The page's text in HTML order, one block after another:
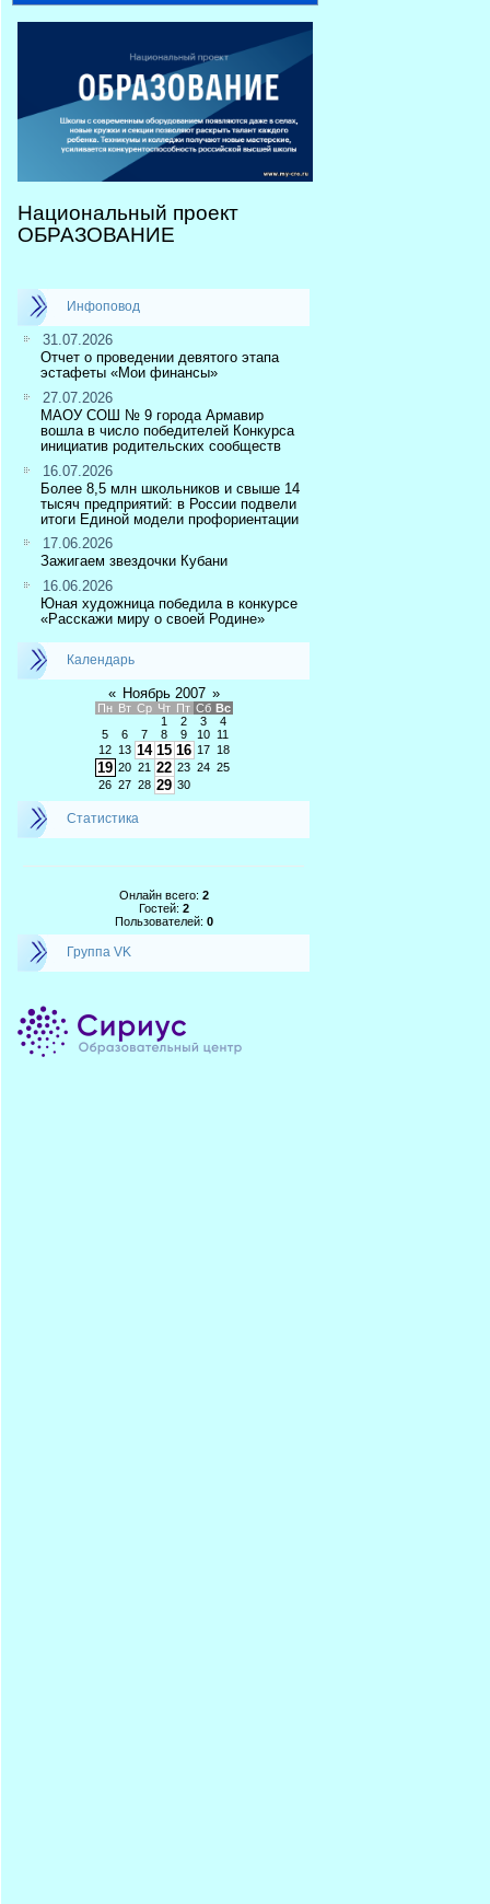
Национальный проект
ОБРАЗОВАНИЕ
Инфоповод
31.07.2026
Отчет о проведении девятого этапа
эстафеты «Мои финансы»
27.07.2026
МАОУ СОШ № 9 города Армавир
вошла в число победителей Конкурса
инициатив родительских сообществ
16.07.2026
Более 8,5 млн школьников и свыше 14
тысяч предприятий: в России подвели
итоги Единой модели профориентации
17.06.2026
Зажигаем звездочки Кубани
16.06.2026
Юная художница победила в конкурсе
«Расскажи миру о своей Родине»
Календарь
« Ноябрь 2007 »
Пн Вт Ср Чт Пт Сб Вс
1
2 3
4
5
6 7 8 9 10
11
12
13 14 15 16 17 18
19 20 21 22 23 24 25
26 27 28 29 30
Статистика
Онлайн всего: 2
Гостей: 2
Пользователей: 0
Группа VK